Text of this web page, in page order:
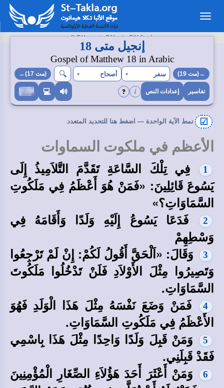
Toggle
navigation
St-Takla.org> Bibles> BibleSearch
تفاسير إعدادات النص i
❓
→(مت 19)
إنجيل متى 18
(مت 17)←
Gospel of Matthew 18 in Arabic
سفر ▾ أصحاح ▾
🔍︎
🔊
💻
☑ نمط الآية الواحدة — اضغط هنا للتحديد المتعدد
الأعظم في ملكوت السماوات
1
فِي تِلْكَ السَّاعَةِ تَقَدَّمَ التَّلاَمِيذُ إِلَى
يَسُوعَ قَائِلِينَ: «فَمَنْ هُوَ أَعْظَمُ فِي مَلَكُوتِ
السَّمَاوَاتِ؟»
2
فَدَعَا يَسُوعُ إِلَيْهِ وَلَدًا وَأَقَامَهُ فِي
وَسْطِهِمْ
3
وَقَالَ: «اَلْحَقَّ أَقُولُ لَكُمْ: إِنْ لَمْ تَرْجِعُوا
وَتَصِيرُوا مِثْلَ الأَوْلاَدِ فَلَنْ تَدْخُلُوا مَلَكُوتَ
السَّمَاوَاتِ.
4
فَمَنْ وَضَعَ نَفْسَهُ مِثْلَ هَذَا الْوَلَدِ فَهُوَ
الأَعْظَمُ فِي مَلَكُوتِ السَّمَاوَاتِ.
5
وَمَنْ قَبِلَ وَلَدًا وَاحِدًا مِثْلَ هَذَا بِاسْمِي
فَقَدْ قَبِلَنِي.
6
وَمَنْ أَعْثَرَ أَحَدَ هَؤُلاَءِ الصِّغَارِ الْمُؤْمِنِينَ